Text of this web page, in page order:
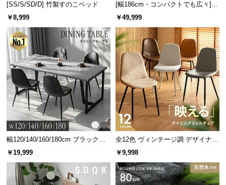
[SS/S/SD/D] 竹製すのこベッド
￥8,999
[幅186cm・コンパクトでも広々] 3
人掛けソファベッド リクライニン
￥49,999
幅120/140/160/180cm ブラックフ
レーム ダイニング 大理石調 4人掛
￥19,999
全12色 ヴィンテージ調 デザイナー
ズシェルチェア
￥9,998